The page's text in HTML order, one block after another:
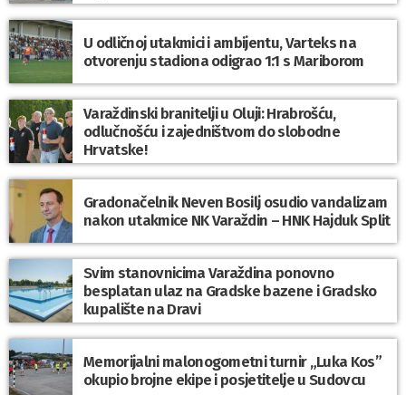
U odličnoj utakmici i ambijentu, Varteks na
otvorenju stadiona odigrao 1:1 s Mariborom
Varaždinski branitelji u Oluji: Hrabrošću,
odlučnošću i zajedništvom do slobodne
Hrvatske!
Gradonačelnik Neven Bosilj osudio vandalizam
nakon utakmice NK Varaždin – HNK Hajduk Split
Svim stanovnicima Varaždina ponovno
besplatan ulaz na Gradske bazene i Gradsko
kupalište na Dravi
Memorijalni malonogometni turnir „Luka Kos”
okupio brojne ekipe i posjetitelje u Sudovcu